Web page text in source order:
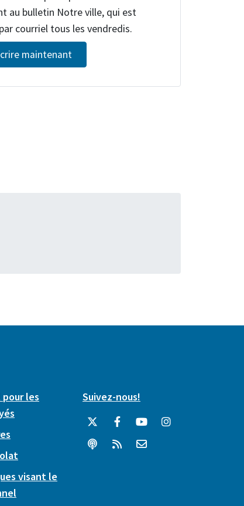
au bulletin Notre ville, qui est
courriel tous les vendredis.
maintenant
les
visant le
Suivez-nous!